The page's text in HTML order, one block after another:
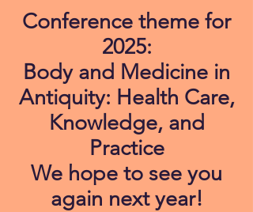
​Conference theme for
2025:
Body and Medicine in
Antiquity: Health Care,
Knowledge, and
Practice
We hope to see you
again next year!